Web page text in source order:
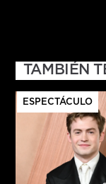
TAMBIÉN
ESPECTÁCULO